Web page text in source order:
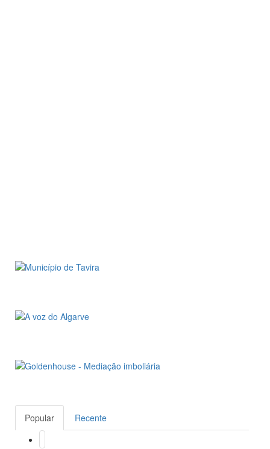
Popular Recente